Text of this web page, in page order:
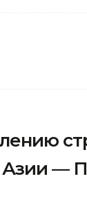
Азии —